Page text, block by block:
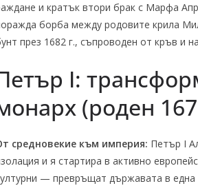
и кратък втори брак с Марфа
борба между родовите крила
през 1682 г., съпроводен от кръв и
I:
(роден
средновекие към империя: Петър I
и я стартира в активно
— превръщат държавата в една